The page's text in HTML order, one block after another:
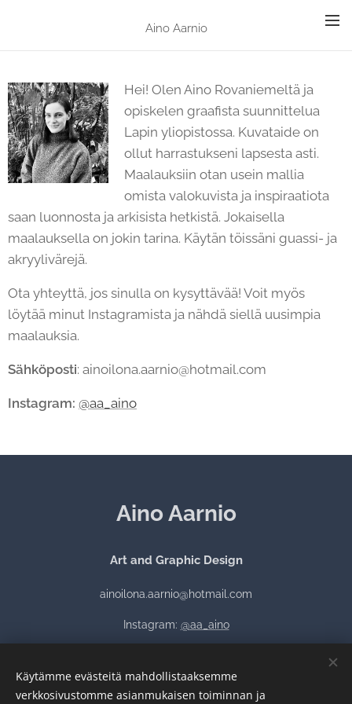
Aino Aarnio
Hei! Olen Aino Rovaniemeltä ja
opiskelen graafista suunnittelua
Lapin yliopistossa. Kuvataide on
ollut harrastukseni lapsesta asti.
Maalauksiin otan usein mallia
omista valokuvista ja inspiraatiota
saan luonnosta ja arkisista hetkistä. Jokaisella
maalauksella on jokin tarina. Käytän töissäni guassi- ja
akryylivärejä.
Ota yhteyttä, jos sinulla on kysyttävää! Voit myös
löytää minut Instagramista ja nähdä siellä uusimpia
maalauksia.
Sähköposti: ainoilona.aarnio@hotmail.com
Instagram: @aa_aino
Aino Aarnio
Art and Graphic Design
ainoilona.aarnio@hotmail.com
Instagram: @aa_aino
Käytämme evästeitä mahdollistaaksemme
verkkosivustomme asianmukaisen toiminnan ja